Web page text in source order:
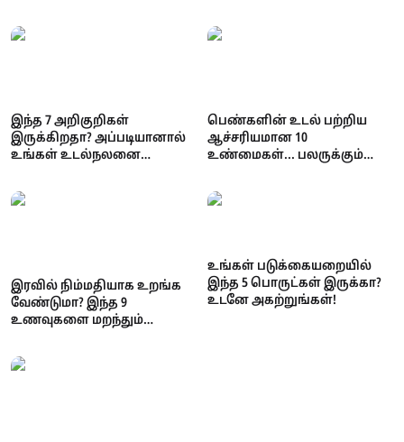
பாதிப்புகள்
இந்த 7 அறிகுறிகள்
இருக்கிறதா? அப்படியானால்
உங்கள் உடல்நலனை
பெண்களின் உடல் பற்றிய
ஆச்சரியமான 10
உண்மைகள்... பலருக்கும்
தகவல்கள்!
இரவில் நிம்மதியாக உறங்க
வேண்டுமா? இந்த 9
உணவுகளை மறந்தும்
உங்கள் படுக்கையறையில்
இந்த 5 பொருட்கள் இருக்கா?
உடனே அகற்றுங்கள்!